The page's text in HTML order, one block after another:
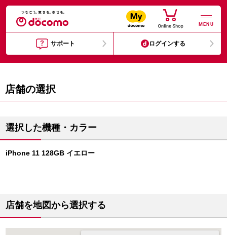
MENU
サポート ログインする
店舗の選択
選択した機種・カラー
iPhone 11 128GB イエロー
店舗を地図から選択する